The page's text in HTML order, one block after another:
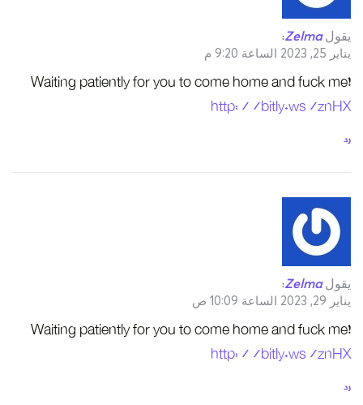
يقول Zelma
:
يناير 25, 2023 الساعة 9:20 م
Waiting patiently for you to come home and fuck me!
http://bitly.ws/znHX
رد
يقول Zelma
:
يناير 29, 2023 الساعة 10:09 ص
Waiting patiently for you to come home and fuck me!
http://bitly.ws/znHX
رد